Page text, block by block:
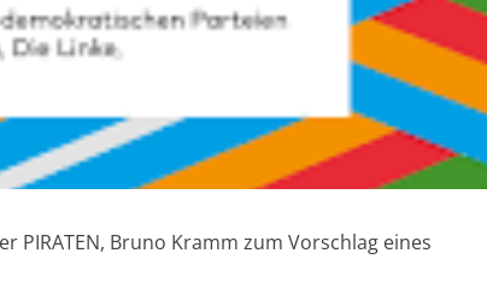
PIRATEN, Bruno Kramm zum Vorschlag eines